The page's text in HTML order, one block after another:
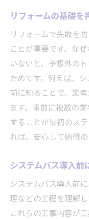
リフォームの基礎を
リフォームで失敗を
ことが重要です。な
いないと、予想外の
ためです。例えば、
前に知ることで、業
ます。事前に複数の
することが最初のス
れば、安心して納得
システムバス導入前
システムバス導入前
理などの工程を理解
これらの工事内容が